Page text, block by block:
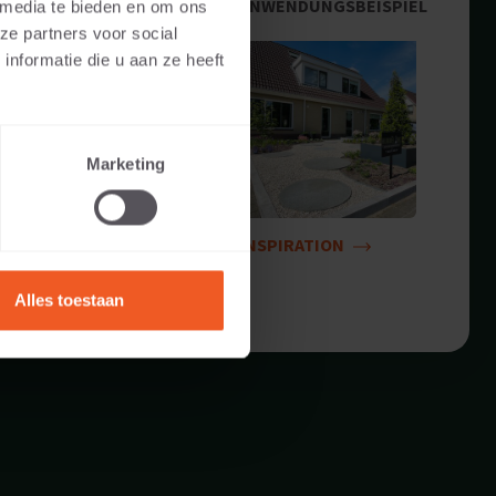
te bieden en om ons
partners voor social
die u aan ze heeft
Marketing
Alles toestaan
ANWENDUNGSBEISPIEL
INSPIRATION